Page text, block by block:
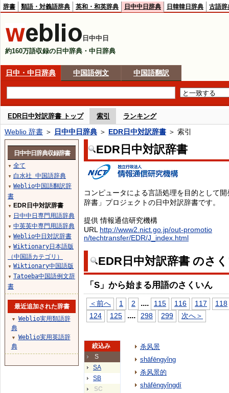
辞書 類語・対義語辞典 英和・和英辞典 日中中日辞典 日韓韓日辞典 古語辞
日中中日
約160万語収録の日中辞典・中日辞典
日中・中日辞典 中国語例文 中国語翻訳
EDR日中対訳辞書 トップ 索引 ランキング
Weblio 辞書 ＞ 日中中日辞典 ＞ EDR日中対訳辞書 ＞ 索引
EDR日中対訳辞書
コンピュータによる言語処理を目的として
辞書」プロジェクトの日中対訳辞書です。
提供 情報通信研究機構
URL http://www2.nict.go.jp/out-promotio
n/techtransfer/EDR/J_index.html
EDR日中対訳辞書 のさ
「S」から始まる用語のさくいん
＜前へ 1 2 .... 115 116 117
118
124
125 .... 298 299 次へ＞
絞込み
S
SA
SB
SC
杀风景
shāfēngyǐng
杀风景的
shāfēngyǐngdí
日中中日辞典収録辞書
▼ 全て
▼ 白水社 中国語辞典
▼ Weblio中国語翻訳辞
書
▼ EDR日中対訳辞書
▼ 日中中日専門用語辞典
▼ 中英英中専門用語辞典
▼ Weblio中日対訳辞書
▼ Wiktionary日本語版
（中国語カテゴリ）
▼ Wiktionary中国語版
▼ Tatoeba中国語例文辞
書
最近追加された辞書
▼
Weblio実用類語辞
典
▼
Weblio実用英語辞
典